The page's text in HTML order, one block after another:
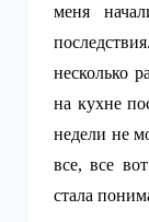
меня
несколько
на кухне
недели не
все, все
стала